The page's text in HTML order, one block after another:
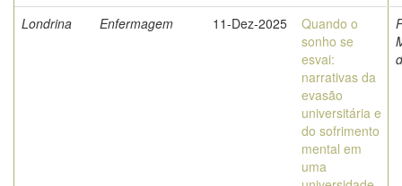
Londrina Enfermagem 11-Dez-2025
Quando o
sonho se
esvai:
narrativas da
evasão
universitária e
do sofrimento
mental em
uma